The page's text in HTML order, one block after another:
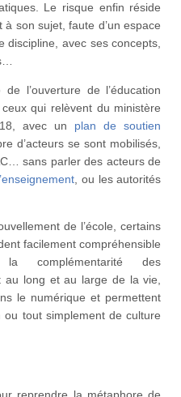
Le risque enfin réside
son sujet, faute d’un espace
discipline, avec ses concepts,
l’ouverture de l’éducation
qui relèvent du ministère
avec un plan de soutien
d’acteurs se sont mobilisés,
sans parler des acteurs de
, ou les autorités
de l’école, certains
facilement compréhensible
la complémentarité des
au long et au large de la vie,
le numérique et permettent
ou tout simplement de culture